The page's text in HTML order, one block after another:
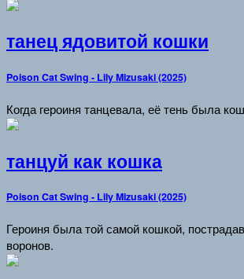
танец ядовитой кошки
Poison Cat Swing - Lily Mizusaki (2025)
Когда героиня танцевала, её тень была
танцуй как кошка
Poison Cat Swing - Lily Mizusaki (2025)
Героиня была той самой кошкой,
воронов.